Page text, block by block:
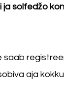
ja solfedžo
saab
aja